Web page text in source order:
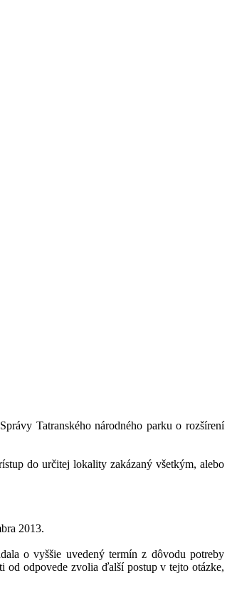
Tatranského národného parku o rozšírení
do určitej lokality zakázaný všetkým, alebo
2013.
o vyššie uvedený termín z dôvodu potreby
od odpovede zvolia ďalší postup v tejto otázke,